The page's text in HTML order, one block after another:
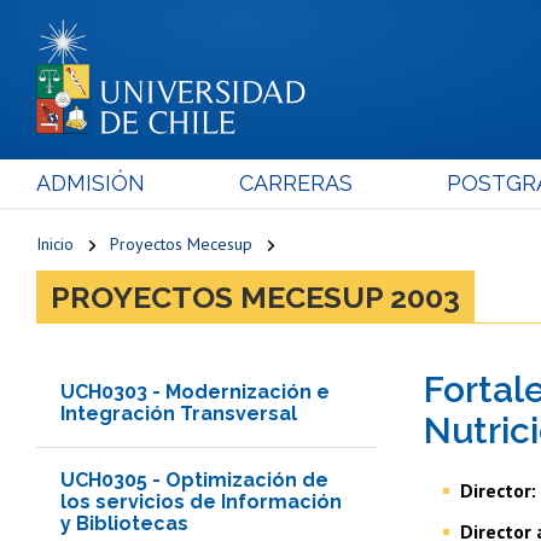
ADMISIÓN CARRERAS
Inicio Proyectos Mecesup
PROYECTOS MECESUP 2003
UCH0303 - Modernización e
Integración Transversal
UCH0305 - Optimización de
los servicios de Información
y Bibliotecas
Director:
Director